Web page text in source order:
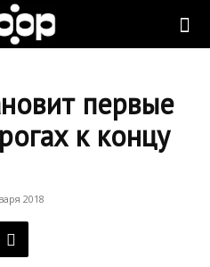
первые
к концу
2018